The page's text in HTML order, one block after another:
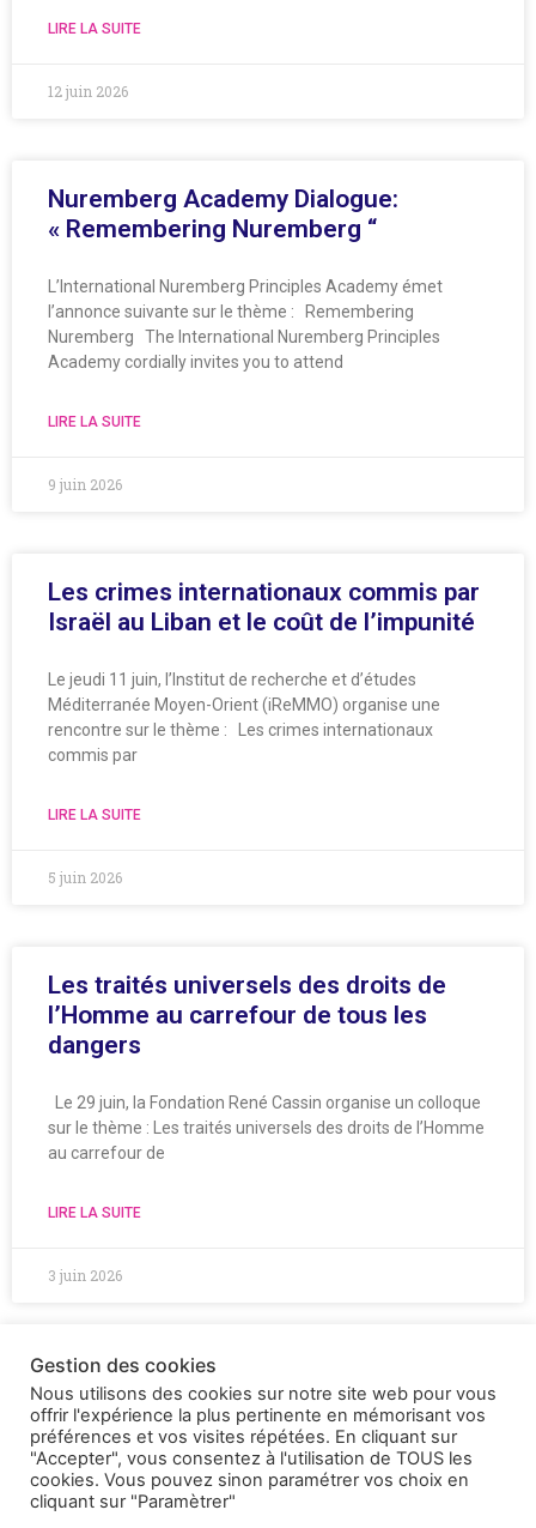
LIRE LA SUITE
12 juin 2026
Nuremberg Academy Dialogue:
« Remembering Nuremberg “
L’International Nuremberg Principles Academy émet
l’annonce suivante sur le thème : Remembering
Nuremberg The International Nuremberg Principles
Academy cordially invites you to attend
LIRE LA SUITE
9 juin 2026
Les crimes internationaux commis par
Israël au Liban et le coût de l’impunité
Le jeudi 11 juin, l’Institut de recherche et d’études
Méditerranée Moyen-Orient (iReMMO) organise une
rencontre sur le thème : Les crimes internationaux
commis par
LIRE LA SUITE
5 juin 2026
Les traités universels des droits de
l’Homme au carrefour de tous les
dangers
Le 29 juin, la Fondation René Cassin organise un colloque
sur le thème : Les traités universels des droits de l’Homme
au carrefour de
LIRE LA SUITE
3 juin 2026
Gestion des cookies
Nous utilisons des cookies sur notre site web pour vous
offrir l'expérience la plus pertinente en mémorisant vos
préférences et vos visites répétées. En cliquant sur
"Accepter", vous consentez à l'utilisation de TOUS les
cookies. Vous pouvez sinon paramétrer vos choix en
cliquant sur "Paramètrer"